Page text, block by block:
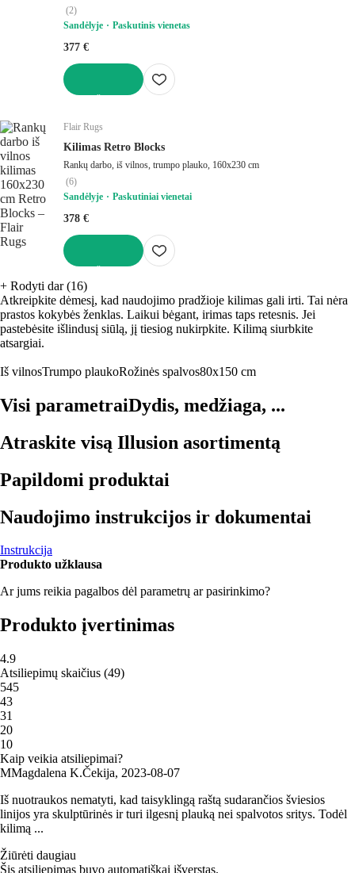
(2)
Sandėlyje
Paskutinis vienetas
377 €
Flair Rugs
Kilimas Retro Blocks
Rankų darbo, iš vilnos, trumpo plauko, 160x230 cm
(6)
Sandėlyje
Paskutiniai vienetai
378 €
+ Rodyti dar (16)
Atkreipkite dėmesį, kad naudojimo pradžioje kilimas gali irti. Tai nėra
prastos kokybės ženklas. Laikui bėgant, irimas taps retesnis. Jei
pastebėsite išlindusį siūlą, jį tiesiog nukirpkite. Kilimą siurbkite
atsargiai.
Iš vilnosTrumpo plaukoRožinės spalvos80x150 cm
Visi parametraiDydis, medžiaga, ...
Atraskite visą Illusion asortimentą
Papildomi produktai
Naudojimo instrukcijos ir dokumentai
Instrukcija
Produkto užklausa
Ar jums reikia pagalbos dėl parametrų ar pasirinkimo?
Produkto įvertinimas
4.9
Atsiliepimų skaičius (49)
545
43
31
20
10
Kaip veikia atsiliepimai?
MMagdalena K.Čekija, 2023‑08‑07
Iš nuotraukos nematyti, kad taisyklingą raštą sudarančios šviesios
linijos yra skulptūrinės ir turi ilgesnį plauką nei spalvotos sritys. Todėl
kilimą ...
Žiūrėti daugiau
Šis atsiliepimas buvo automatiškai išverstas.